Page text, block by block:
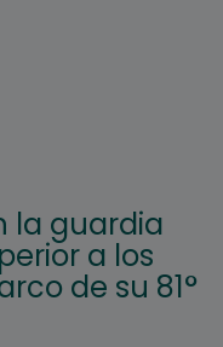
la guardia
a los
de su 81°